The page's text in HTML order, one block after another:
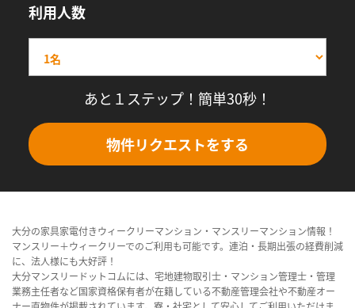
利用人数
あと１ステップ！簡単30秒！
物件リクエストをする
大分の家具家電付きウィークリーマンション・マンスリーマンション情報！
マンスリー＋ウィークリーでのご利用も可能です。連泊・長期出張の経費削減
に、法人様にも大好評！
大分マンスリードットコムには、宅地建物取引士・マンション管理士・管理
業務主任者など国家資格保有者が在籍している不動産管理会社や不動産オー